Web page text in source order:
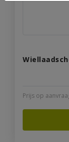
Prijs op